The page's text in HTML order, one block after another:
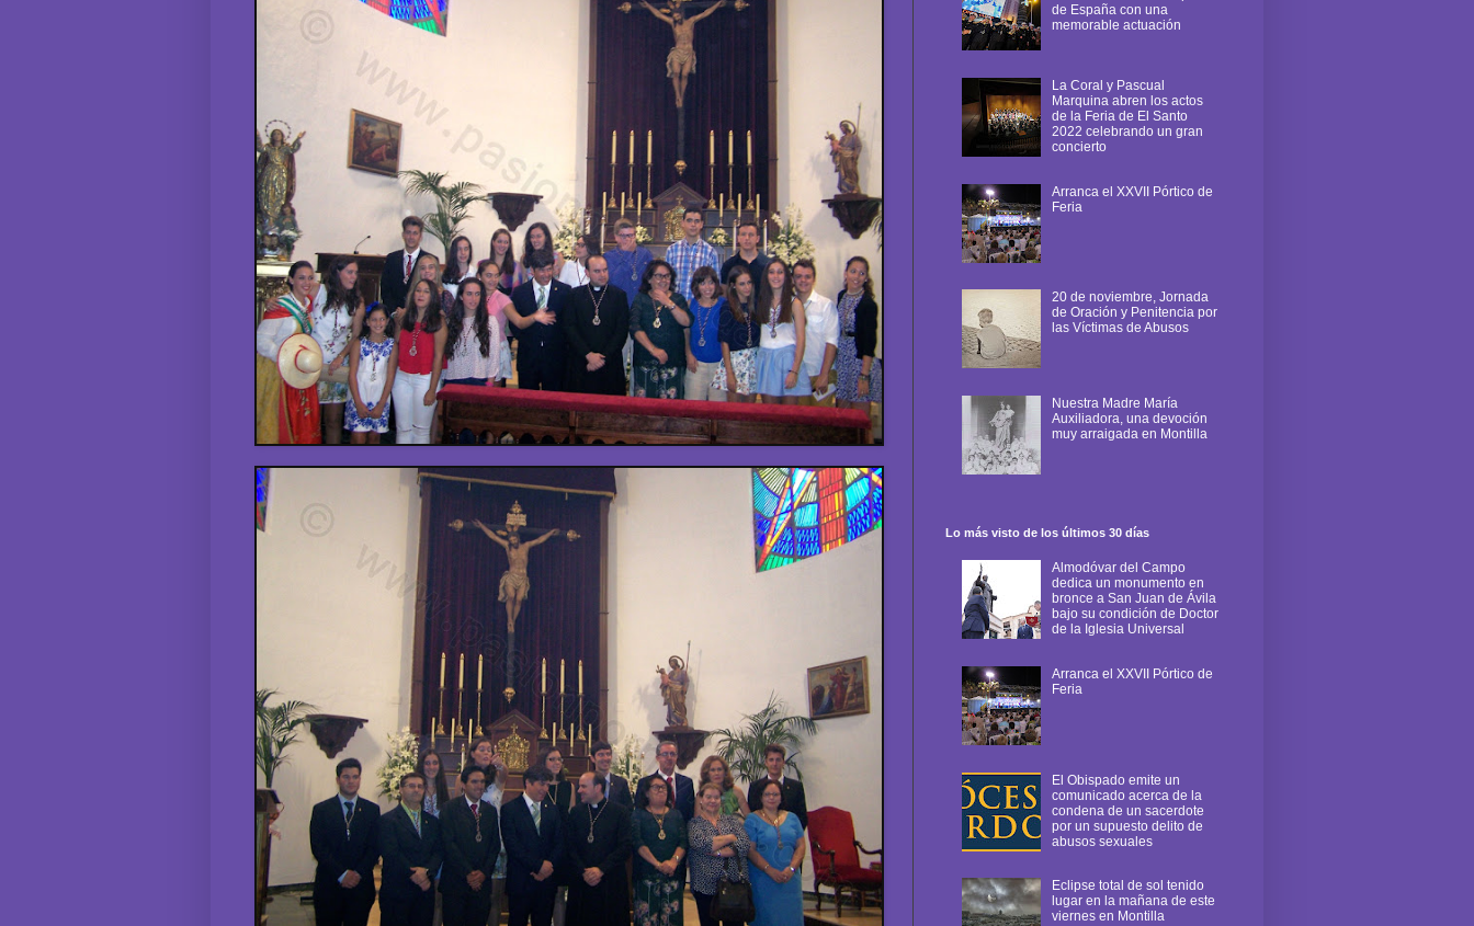
de España con una
memorable actuación
La Coral y Pascual
Marquina abren los actos
de la Feria de El Santo
2022 celebrando un gran
concierto
Arranca el XXVII Pórtico de
Feria
20 de noviembre, Jornada
de Oración y Penitencia por
las Víctimas de Abusos
Nuestra Madre María
Auxiliadora, una devoción
muy arraigada en Montilla
Lo más visto de los últimos 30 días
Almodóvar del Campo
dedica un monumento en
bronce a San Juan de Ávila
bajo su condición de Doctor
de la Iglesia Universal
Arranca el XXVII Pórtico de
Feria
El Obispado emite un
comunicado acerca de la
condena de un sacerdote
por un supuesto delito de
abusos sexuales
Eclipse total de sol tenido
lugar en la mañana de este
viernes en Montilla